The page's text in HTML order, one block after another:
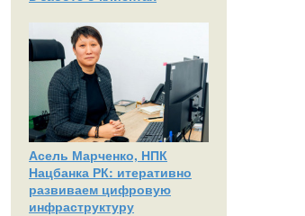
Асель Марченко, НПК
Нацбанка РК: итеративно
развиваем цифровую
инфраструктуру